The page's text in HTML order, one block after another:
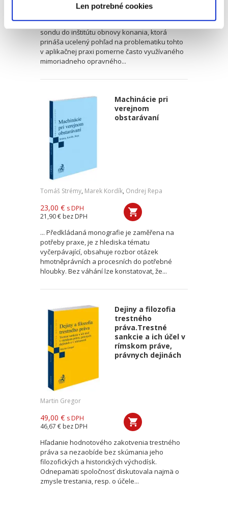
Len potrebné cookies
bez DPH
...Monografiu možno označiť za podrobnú
sondu do inštitútu obnovy konania, ktorá
prináša ucelený pohľad na problematiku tohto
v aplikačnej praxi pomerne často využívaného
mimoriadneho opravného...
Machinácie pri
verejnom
obstarávaní
Tomáš Strémy, Marek Kordík, Ondrej Repa
23,00 € s DPH
21,90 € bez DPH
... Předkládaná monografie je zaměřena na
potřeby praxe, je z hlediska tématu
vyčerpávající, obsahuje rozbor otázek
hmotněprávních a procesních do potřebné
hloubky. Bez váhání lze konstatovat, že...
Dejiny a filozofia
trestného
práva.Trestné
sankcie a ich účel v
rímskom práve,
právnych dejinách
Martin Gregor
49,00 € s DPH
46,67 € bez DPH
Hľadanie hodnotového zakotvenia trestného
práva sa nezaobíde bez skúmania jeho
filozofických a historických východísk.
Odnepamäti spoločnosť diskutovala najmä o
zmysle trestania, resp. o účele...